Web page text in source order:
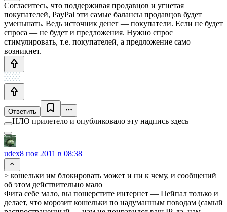
Согласитесь, что поддерживая продавцов и угнетая
покупателей, PayPal эти самые балансы продавцов будет
уменьшать. Ведь источник денег — покупатели. Если не будет
спроса — не будет и предложения. Нужно спрос
стимулировать, т.е. покупателей, а предложение само
возникнет.
Ответить
НЛО прилетело и опубликовало эту надпись здесь
udex8 ноя 2011 в 08:38
> кошельки им блокировать может и ни к чему, и сообщений
об этом действительно мало
Фига себе мало, вы пошерстите интернет — Пейпал только и
делает, что морозит кошельки по надуманным поводам (самый